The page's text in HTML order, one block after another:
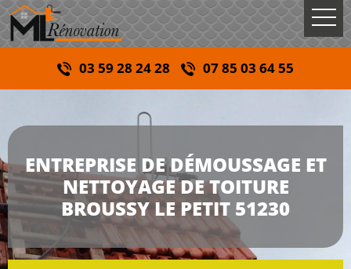
03 59 28 24 28 07 85 03 64 55
ENTREPRISE DE DÉMOUSSAGE ET
NETTOYAGE DE TOITURE
BROUSSY LE PETIT 51230